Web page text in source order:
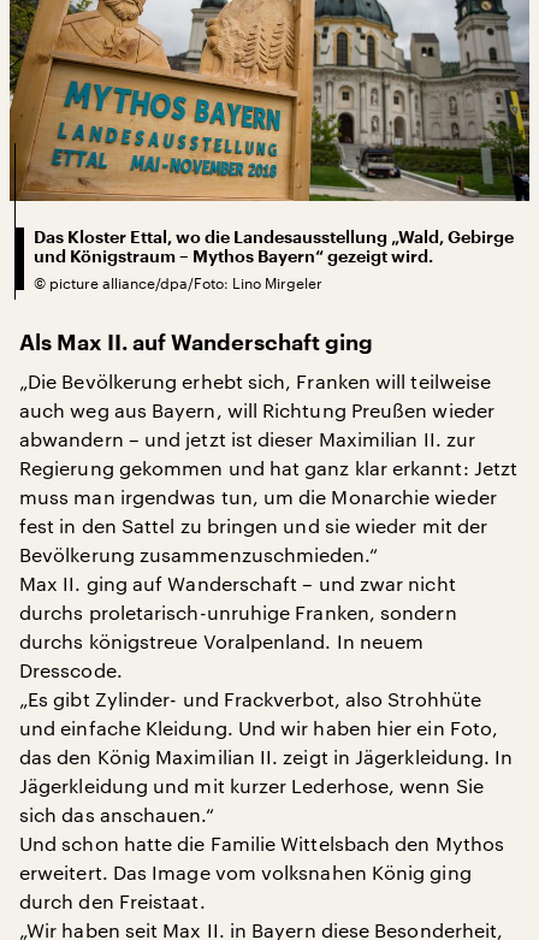
Das Kloster Ettal, wo die Landesausstellung „Wald, Gebirge
und Königstraum – Mythos Bayern“ gezeigt wird.
© picture alliance/dpa/Foto: Lino Mirgeler
Als Max II. auf Wanderschaft ging
„Die Bevölkerung erhebt sich, Franken will teilweise
auch weg aus Bayern, will Richtung Preußen wieder
abwandern – und jetzt ist dieser Maximilian II. zur
Regierung gekommen und hat ganz klar erkannt: Jetzt
muss man irgendwas tun, um die Monarchie wieder
fest in den Sattel zu bringen und sie wieder mit der
Bevölkerung zusammenzuschmieden.“
Max II. ging auf Wanderschaft – und zwar nicht
durchs proletarisch-unruhige Franken, sondern
durchs königstreue Voralpenland. In neuem
Dresscode.
„Es gibt Zylinder- und Frackverbot, also Strohhüte
und einfache Kleidung. Und wir haben hier ein Foto,
das den König Maximilian II. zeigt in Jägerkleidung. In
Jägerkleidung und mit kurzer Lederhose, wenn Sie
sich das anschauen.“
Und schon hatte die Familie Wittelsbach den Mythos
erweitert. Das Image vom volksnahen König ging
durch den Freistaat.
„Wir haben seit Max II. in Bayern diese Besonderheit,